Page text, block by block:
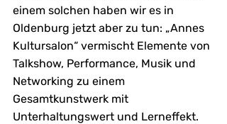
einem solchen haben wir es in
Oldenburg jetzt aber zu tun: „Annes
Kultursalon“ vermischt Elemente von
Talkshow, Performance, Musik und
Networking zu einem
Gesamtkunstwerk mit
Unterhaltungswert und Lerneffekt.